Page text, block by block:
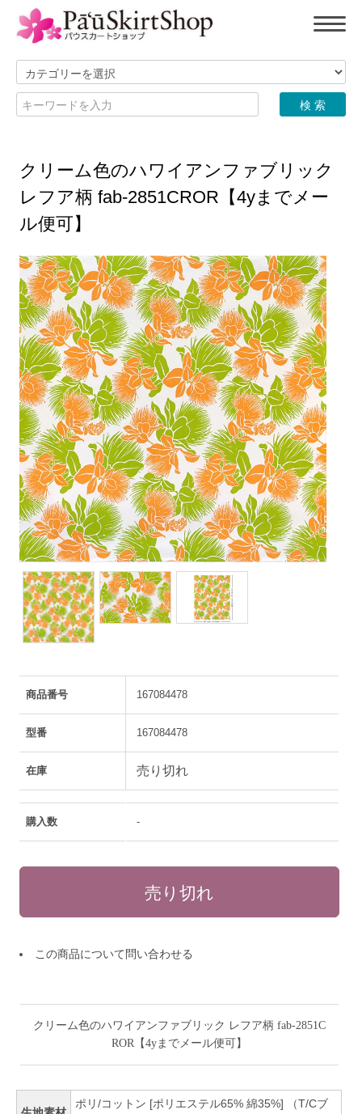
クリーム色のハワイアンファブリック
レフア柄 fab-2851CROR【4yまでメー
ル便可】
商品番号 167084478
型番 167084478
在庫 売り切れ
購入数 -
この商品について問い合わせる
クリーム色のハワイアンファブリック レフア柄 fab-2851C
ROR【4yまでメール便可】
ポリ/コットン [ポリエステル65% 綿35%] （T/Cブ